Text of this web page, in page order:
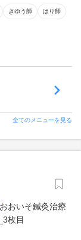
きゆう師 はり師
全てのメニューを見る